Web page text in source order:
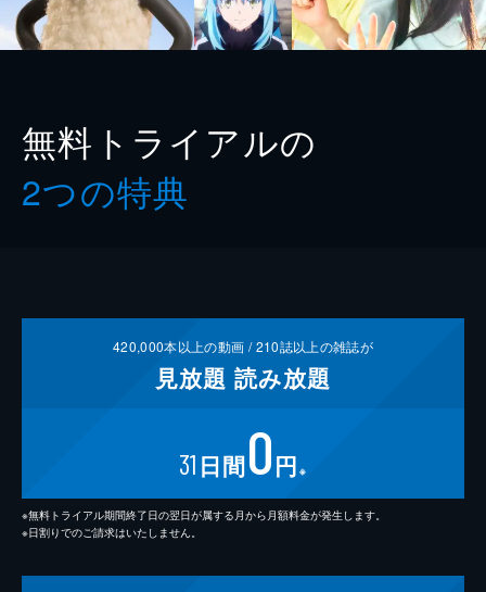
無料トライアルの
2つの特典
420,000本以上の動画 /210誌以上の雑誌が
見放題 読み放題
31 日間0円 ※
※無料トライアル期間終了日の翌日が属する月から月額料金が発生します。
※日割りでのご請求はいたしません。